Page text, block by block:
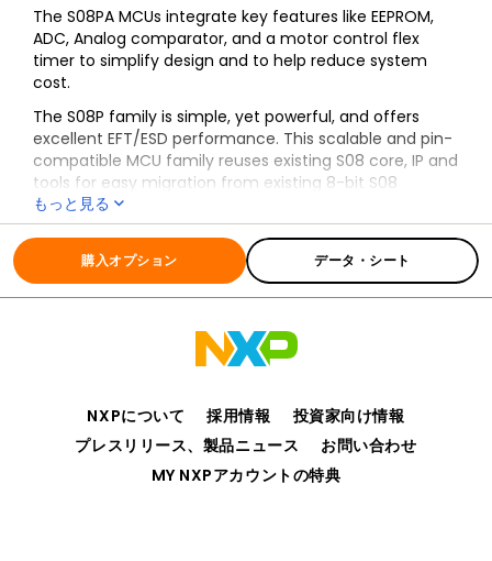
The S08PA MCUs integrate key features like EEPROM,
ADC, Analog comparator, and a motor control flex
timer to simplify design and to help reduce system
cost.
The S08P family is simple, yet powerful, and offers
excellent EFT/ESD performance. This scalable and pin-
compatible MCU family reuses existing S08 core, IP and
tools for easy migration from existing 8-bit S08
products. Our 5V 8-bit S08P MCU family gives your
designs more durability and reliability in harsh industrial
and user interface environments, meeting appliance
safety standard IEC60730.
もっと見る
全ての情報 S08PA
購入オプション データ・シート
NXPについて 採用情報
投資家向け情報
プレスリリース、製品ニュース
お問い合わせ
MY NXPアカウントの特典